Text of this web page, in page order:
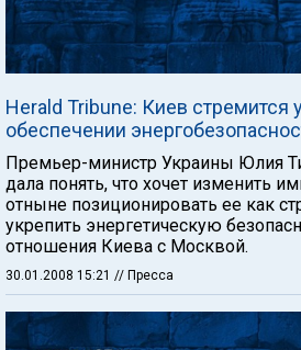
Herald Tribune: Киев стремится
обеспечении
Премьер-министр Украины Юлия
дала понять, что хочет изменить
отныне позиционировать ее как
укрепить энергетическую
отношения Киева с Москвой.
30.01.2008 15:21 // Пресса